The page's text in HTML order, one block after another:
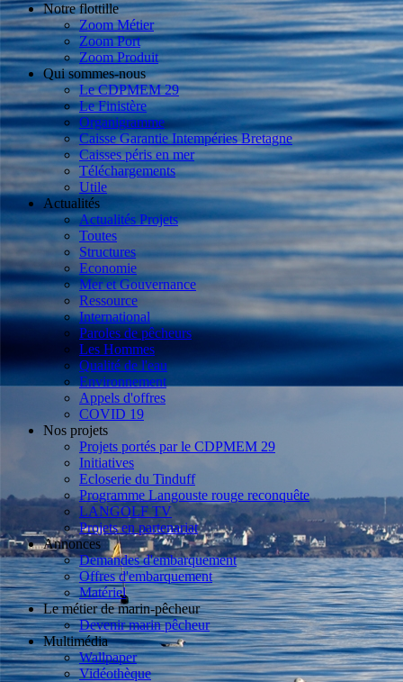
Notre flottille
Zoom Métier
Zoom Port
Zoom Produit
Qui sommes-nous
Le CDPMEM 29
Le Finistère
Organigramme
Caisse Garantie Intempéries Bretagne
Caisses péris en mer
Téléchargements
Utile
Actualités
Actualités Projets
Toutes
Structures
Economie
Mer et Gouvernance
Ressource
International
Paroles de pêcheurs
Les Hommes
Qualité de l'eau
Environnement
Appels d'offres
COVID 19
Nos projets
Projets portés par le CDPMEM 29
Initiatives
Ecloserie du Tinduff
Programme Langouste rouge reconquête
LANGOLF TV
Projets en partenariat
Annonces
Demandes d'embarquement
Offres d'embarquement
Matériel
Le métier de marin-pêcheur
Devenir marin pêcheur
Multimédia
Wallpaper
Vidéothèque